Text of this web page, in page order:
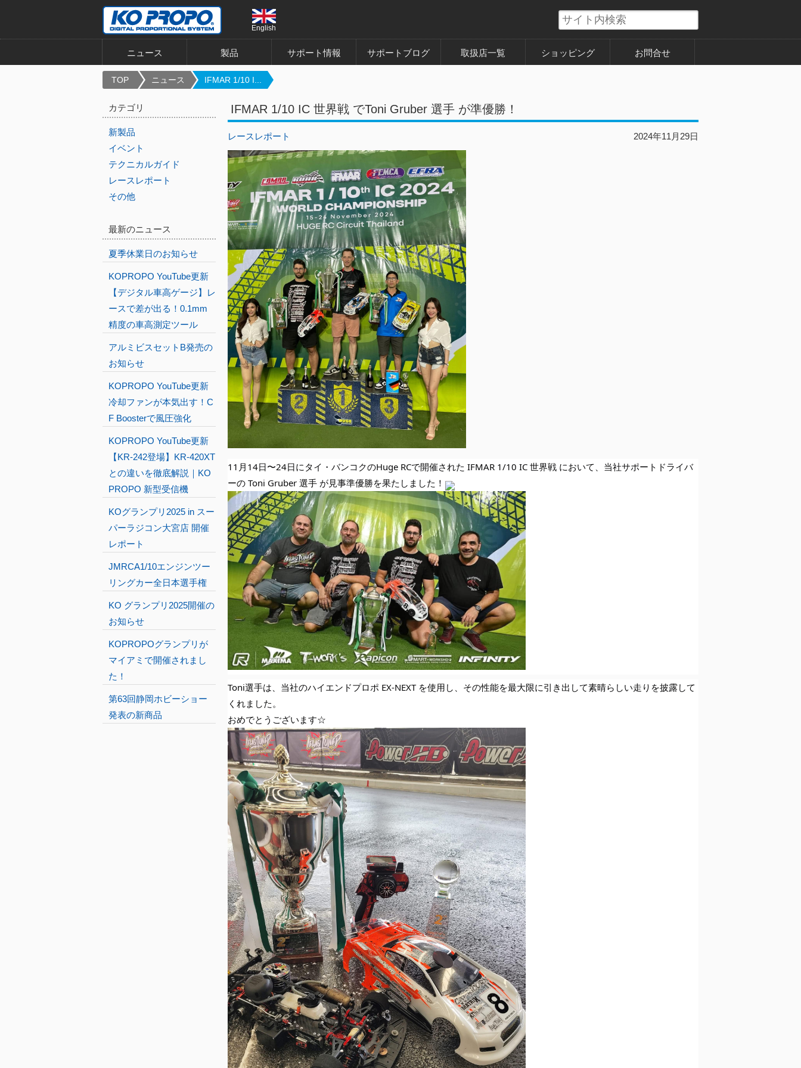
English
ニュース 製品 サポート情報 サポートブログ 取扱店一覧 ショッピング お問合せ
TOP ニュース IFMAR 1/10 I...
IFMAR 1/10 IC 世界戦 でToni Gruber 選手 が準優勝！
2024年11月29日
レースレポート
11月14日〜24日にタイ・バンコクのHuge RCで開催された IFMAR 1/10 IC 世界戦 において、当社サポートドライバ
ーの Toni Gruber 選手 が見事準優勝を果たしました！
Toni選手は、当社のハイエンドプロポ EX-NEXT を使用し、その性能を最大限に引き出して素晴らしい走りを披露して
くれました。
おめでとうございます☆
カテゴリ
新製品
イベント
テクニカルガイド
レースレポート
その他
最新のニュース
夏季休業日のお知らせ
KOPROPO YouTube更新
【デジタル車高ゲージ】レ
ースで差が出る！0.1mm
精度の車高測定ツール
アルミビスセットB発売の
お知らせ
KOPROPO YouTube更新
冷却ファンが本気出す！C
F Boosterで風圧強化
KOPROPO YouTube更新
【KR-242登場】KR-420XT
との違いを徹底解説｜KO
PROPO 新型受信機
KOグランプリ2025 in スー
パーラジコン大宮店 開催
レポート
JMRCA1/10エンジンツー
リングカー全日本選手権
KO グランプリ2025開催の
お知らせ
KOPROPOグランプリが
マイアミで開催されまし
た！
第63回静岡ホビーショー
発表の新商品